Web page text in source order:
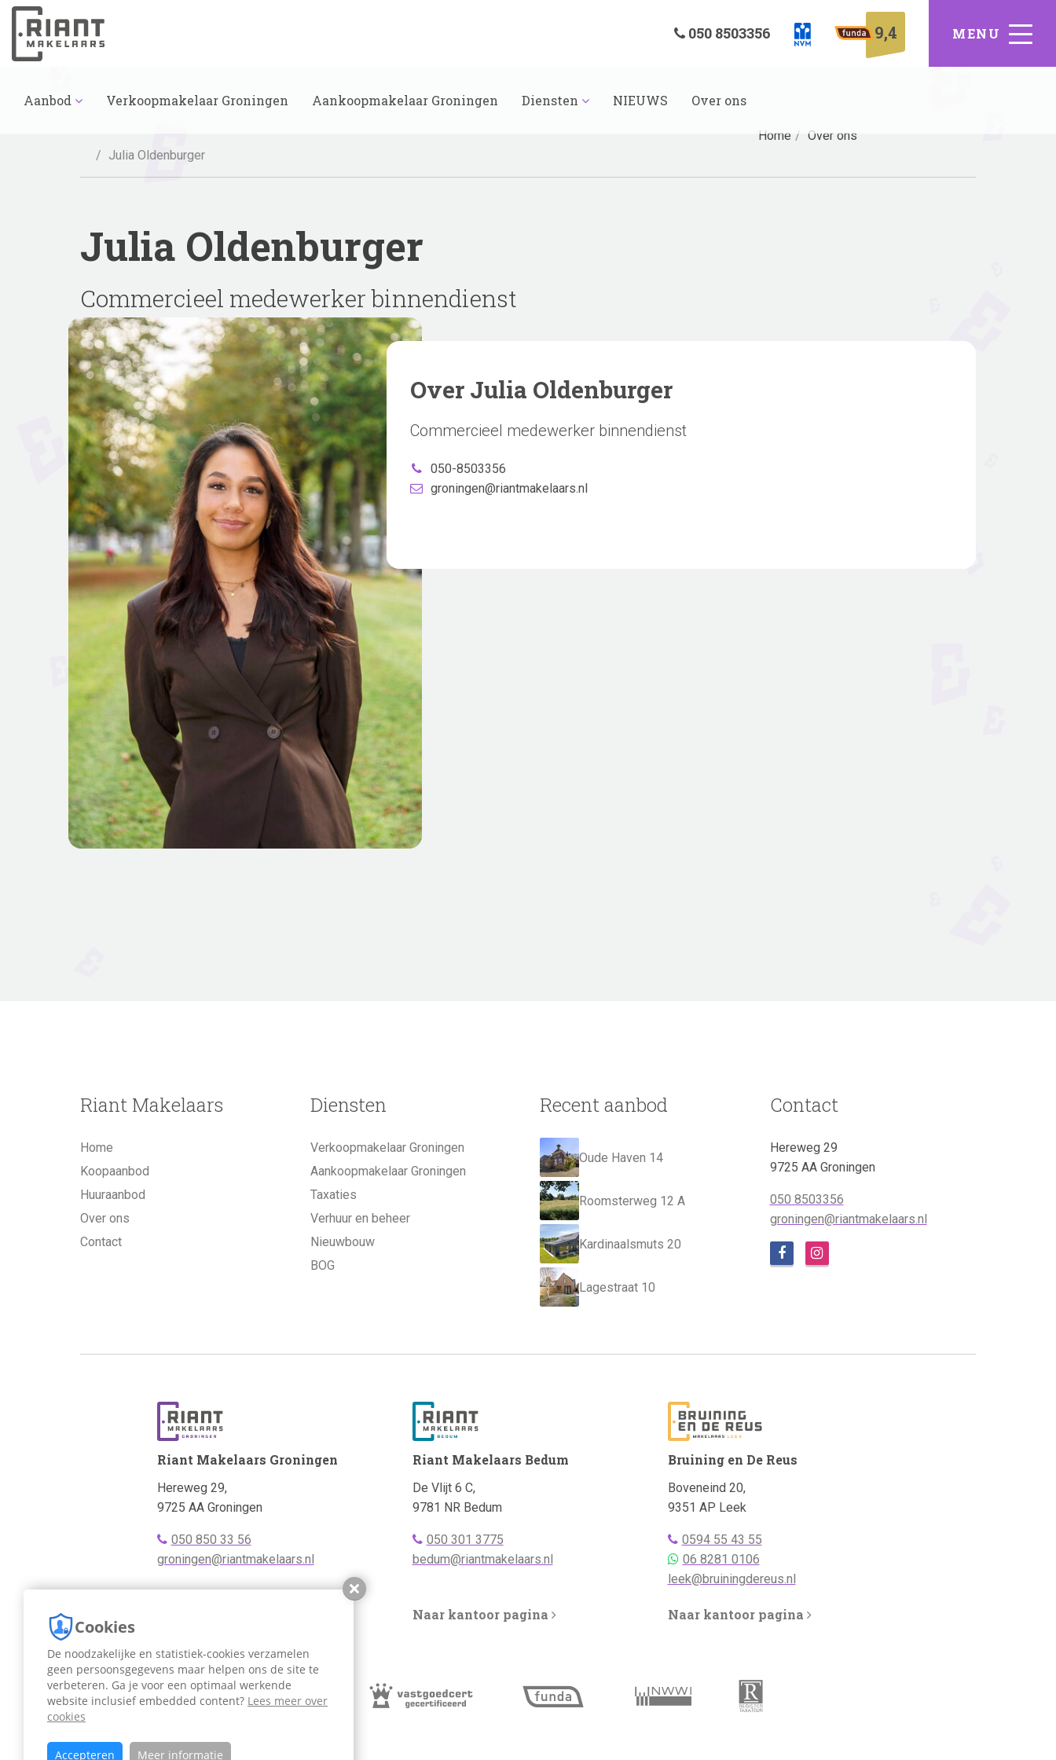
050 8503356 9,4
Aanbod Verkoopmakelaar Groningen Aankoopmakelaar Groningen Diensten NIEUWS Over ons
Home
Over ons
Julia Oldenburger
Julia Oldenburger
Commercieel medewerker binnendienst
Over Julia Oldenburger
Commercieel medewerker binnendienst
050-8503356
groningen@riantmakelaars.nl
Riant Makelaars
Home
Koopaanbod
Huuraanbod
Over ons
Contact
Diensten
Verkoopmakelaar Groningen
Aankoopmakelaar Groningen
Taxaties
Verhuur en beheer
Nieuwbouw
BOG
Recent aanbod
Oude Haven 14
Roomsterweg 12 A
Kardinaalsmuts 20
Lagestraat 10
Contact
Hereweg 29
9725 AA Groningen
050 8503356
groningen@riantmakelaars.nl
Riant Makelaars Groningen
Adres:
Hereweg 29,
9725 AA Groningen
Telefoonnummer
bellen:
050 850 33 56
Emailadres:
groningen@riantmakelaars.nl
Riant Makelaars Bedum
Adres:
De Vlijt 6 C,
9781 NR Bedum
Telefoonnummer
bellen:
050 301 3775
Emailadres:
bedum@riantmakelaars.nl
Naar kantoor pagina
Bruining en De Reus
Adres:
Boveneind 20,
9351 AP Leek
Telefoonnummer
bellen:
0594 55 43 55
Telefoonnummer
WhatsApp:
06 8281 0106
Emailadres:
leek@bruiningdereus.nl
Naar kantoor pagina
Cookies
De noodzakelijke en statistiek-cookies verzamelen
geen persoonsgegevens maar helpen ons de site te
verbeteren. Ga je voor een optimaal werkende
website inclusief embedded content? Lees meer over
cookies
Sluiten
Accepteren Meer informatie